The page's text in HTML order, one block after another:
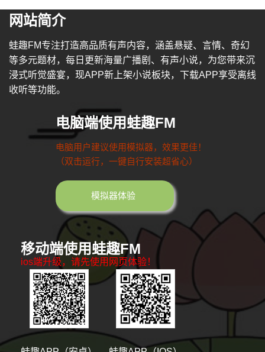
网站简介
蛙趣FM专注打造高品质有声内容，涵盖悬疑、言情、奇幻
等多元题材，每日更新海量广播剧、有声小说，为您带来沉
浸式听觉盛宴，现APP新上架小说板块，下载APP享受离线
收听等功能。
电脑端使用蛙趣FM
电脑用户建议使用模拟器，效果更佳！
（双击运行，一键自行安装超省心）
模拟器体验
移动端使用蛙趣FM
ios端升级，请先使用网页体验！